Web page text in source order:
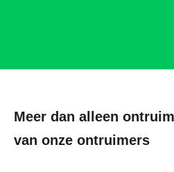
Meer dan alleen
van onze ontruimers